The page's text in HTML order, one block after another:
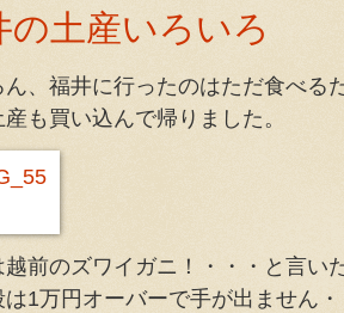
の土産いろいろ
ん、福井に行ったのはただ食べる
も買い込んで帰りました。
越前のズワイガニ！・・・と言い
は1万円オーバーで手が出ません